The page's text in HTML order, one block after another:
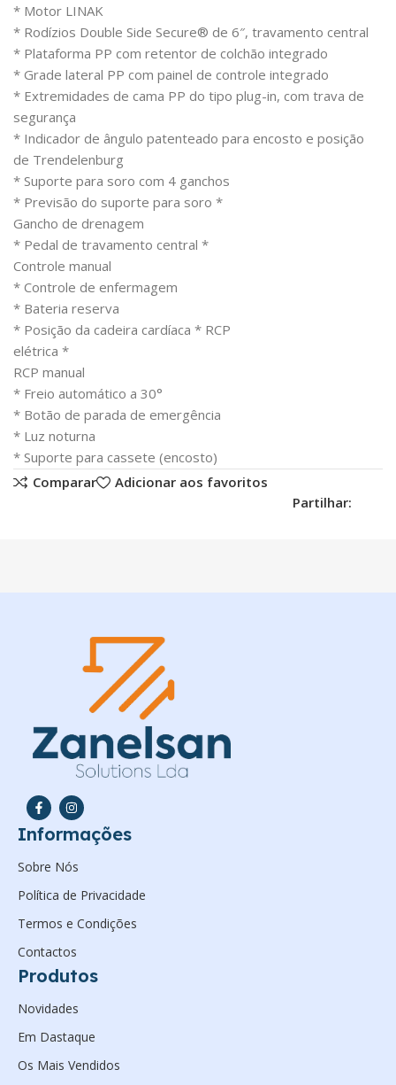
* Motor LINAK
* Rodízios Double Side Secure® de 6″, travamento central
* Plataforma PP com retentor de colchão integrado
* Grade lateral PP com painel de controle integrado
* Extremidades de cama PP do tipo plug-in, com trava de
segurança
* Indicador de ângulo patenteado para encosto e posição
de Trendelenburg
* Suporte para soro com 4 ganchos
* Previsão do suporte para soro *
Gancho de drenagem
* Pedal de travamento central *
Controle manual
* Controle de enfermagem
* Bateria reserva
* Posição da cadeira cardíaca * RCP
elétrica *
RCP manual
* Freio automático a 30°
* Botão de parada de emergência
* Luz noturna
* Suporte para cassete (encosto)
Comparar
Adicionar aos favoritos
Partilhar:
Informações
Sobre Nós
Política de Privacidade
Termos e Condições
Contactos
Produtos
Novidades
Em Dastaque
Os Mais Vendidos